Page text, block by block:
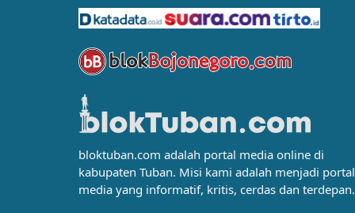
bloktuban.com adalah portal media online di
kabupaten Tuban. Misi kami adalah menjadi portal
media yang informatif, kritis, cerdas dan terdepan.